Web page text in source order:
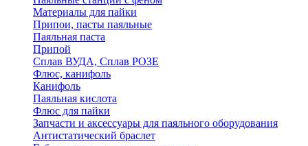
Материалы для пайки
Припои, пасты паяльные
Паяльная паста
Припой
Сплав ВУДА, Сплав РОЗЕ
Флюс, канифоль
Канифоль
Паяльная кислота
Флюс для пайки
Запчасти и аксессуары для паяльного оборудования
Антистатический браслет